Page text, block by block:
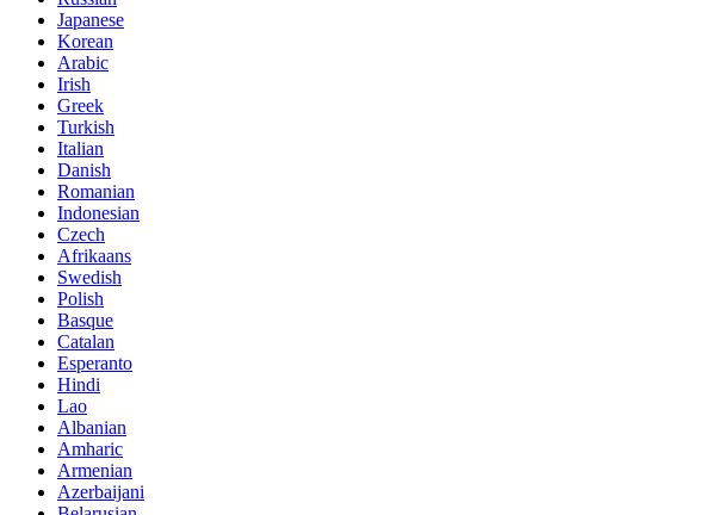
Japanese
Korean
Arabic
Irish
Greek
Turkish
Italian
Danish
Romanian
Indonesian
Czech
Afrikaans
Swedish
Polish
Basque
Catalan
Esperanto
Hindi
Lao
Albanian
Amharic
Armenian
Azerbaijani